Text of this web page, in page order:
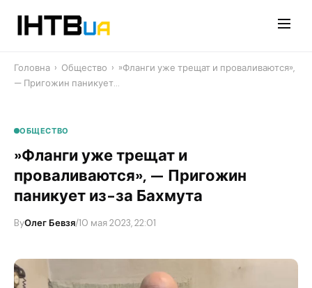
Головна › Общество › ​»Фланги уже трещат и проваливаются»,
— Пригожин паникует…
ОБЩЕСТВО
​»Фланги уже трещат и
проваливаются», — Пригожин
паникует из-за Бахмута
ByОлег Бевзя/10 мая 2023, 22:01